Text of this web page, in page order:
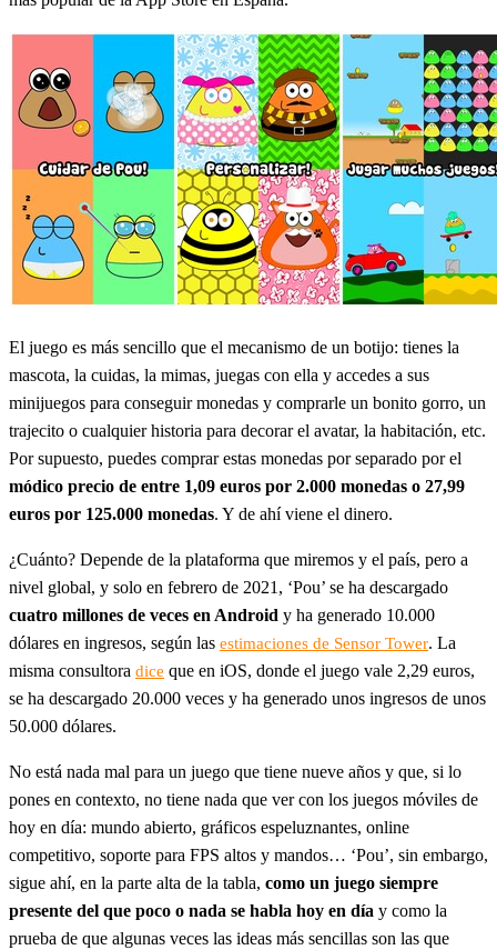
El juego es más sencillo que el mecanismo de un botijo: tienes la
mascota, la cuidas, la mimas, juegas con ella y accedes a sus
minijuegos para conseguir monedas y comprarle un bonito gorro, un
trajecito o cualquier historia para decorar el avatar, la habitación, etc.
Por supuesto, puedes comprar estas monedas por separado por el
módico precio de entre 1,09 euros por 2.000 monedas o 27,99
euros por 125.000 monedas. Y de ahí viene el dinero.
¿Cuánto? Depende de la plataforma que miremos y el país, pero a
nivel global, y solo en febrero de 2021, ‘Pou’ se ha descargado
cuatro millones de veces en Android y ha generado 10.000
dólares en ingresos, según las estimaciones de Sensor Tower. La
misma consultora dice que en iOS, donde el juego vale 2,29 euros,
se ha descargado 20.000 veces y ha generado unos ingresos de unos
50.000 dólares.
No está nada mal para un juego que tiene nueve años y que, si lo
pones en contexto, no tiene nada que ver con los juegos móviles de
hoy en día: mundo abierto, gráficos espeluznantes, online
competitivo, soporte para FPS altos y mandos… ‘Pou’, sin embargo,
sigue ahí, en la parte alta de la tabla, como un juego siempre
presente del que poco o nada se habla hoy en día y como la
prueba de que algunas veces las ideas más sencillas son las que